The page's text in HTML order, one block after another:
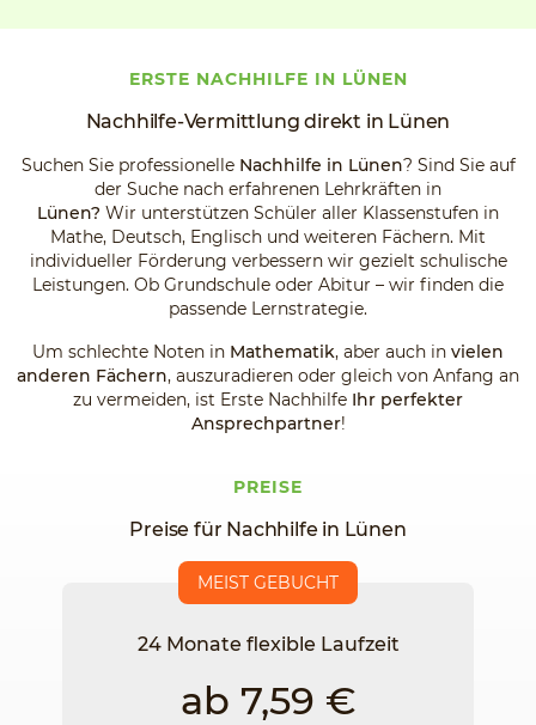
ERSTE NACHHILFE IN LÜNEN
Nachhilfe-Vermittlung direkt in Lünen
Suchen Sie professionelle Nachhilfe in Lünen? Sind Sie auf
der Suche nach erfahrenen Lehrkräften in
Lünen? Wir unterstützen Schüler aller Klassenstufen in
Mathe, Deutsch, Englisch und weiteren Fächern. Mit
individueller Förderung verbessern wir gezielt schulische
Leistungen. Ob Grundschule oder Abitur – wir finden die
passende Lernstrategie.
Um schlechte Noten in Mathematik, aber auch in vielen
anderen Fächern, auszuradieren oder gleich von Anfang an
zu vermeiden, ist Erste Nachhilfe Ihr perfekter
Ansprechpartner!
PREISE
Preise für Nachhilfe in Lünen
MEIST GEBUCHT
24 Monate flexible Laufzeit
ab 7,59 €